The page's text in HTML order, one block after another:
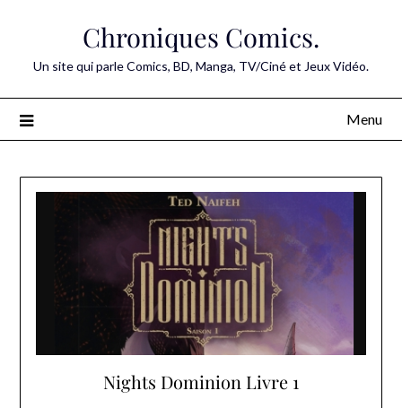
Chroniques Comics.
Un site qui parle Comics, BD, Manga, TV/Ciné et Jeux Vidéo.
Menu
Nights Dominion Livre 1